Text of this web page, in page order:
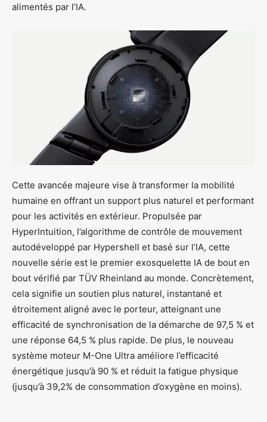
alimentés par l’IA.
Cette avancée majeure vise à transformer la mobilité
humaine en offrant un support plus naturel et performant
pour les activités en extérieur. Propulsée par
HyperIntuition, l’algorithme de contrôle de mouvement
autodéveloppé par Hypershell et basé sur l’IA, cette
nouvelle série est le premier exosquelette IA de bout en
bout vérifié par TÜV Rheinland au monde. Concrètement,
cela signifie un soutien plus naturel, instantané et
étroitement aligné avec le porteur, atteignant une
efficacité de synchronisation de la démarche de 97,5 % et
une réponse 64,5 % plus rapide. De plus, le nouveau
système moteur M-One Ultra améliore l’efficacité
énergétique jusqu’à 90 % et réduit la fatigue physique
(jusqu’à 39,2% de consommation d’oxygène en moins).